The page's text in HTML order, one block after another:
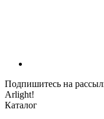
Подпишитесь на
Arlight!
Каталог